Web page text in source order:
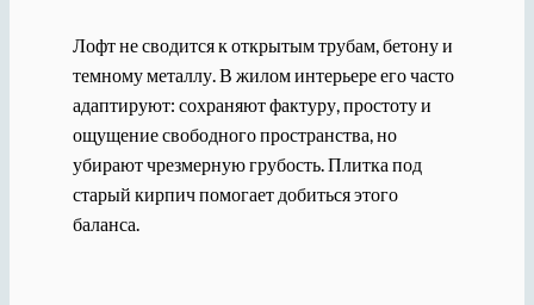
Лофт не сводится к открытым трубам, бетону и
темному металлу. В жилом интерьере его часто
адаптируют: сохраняют фактуру, простоту и
ощущение свободного пространства, но
убирают чрезмерную грубость. Плитка под
старый кирпич помогает добиться этого
баланса.